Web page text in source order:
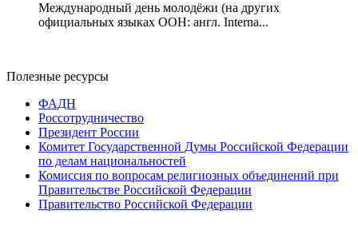
Международный день молодёжи (на других
официальных языках ООН: англ. Interna...
Полезные ресурсы
ФАДН
Россотрудничество
Президент России
Комитет Государственной Думы Российской Федерации
по делам национальностей
Комиссия по вопросам религиозных объединений при
Правительстве Российской Федерации
Правительство Российской Федерации